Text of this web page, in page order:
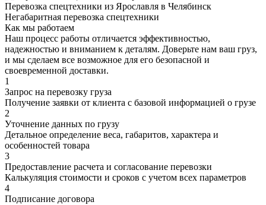
Перевозка спецтехники из Ярославля в Челябинск
Негабаритная перевозка спецтехники
Как мы работаем
Наш процесс работы отличается эффективностью,
надежностью и вниманием к деталям. Доверьте нам ваш груз,
и мы сделаем все возможное для его безопасной и
своевременной доставки.
1
Запрос на перевозку груза
Получение заявки от клиента с базовой информацией о грузе
2
Уточнение данных по грузу
Детальное определение веса, габаритов, характера и
особенностей товара
3
Предоставление расчета и согласование перевозки
Калькуляция стоимости и сроков с учетом всех параметров
4
Подписание договора